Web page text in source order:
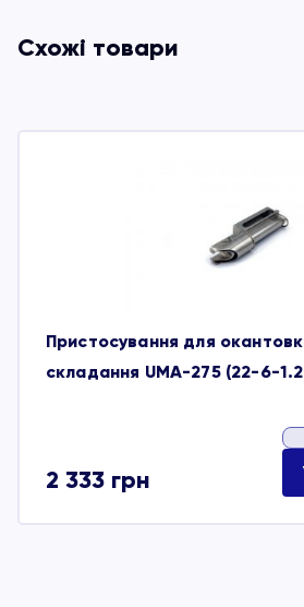
Схожі товари
Пристосування для
складання UMA-275 (22-6-
2 333 грн